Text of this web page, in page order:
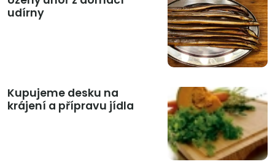
udírny
Kupujeme desku na
krájení a přípravu jídla